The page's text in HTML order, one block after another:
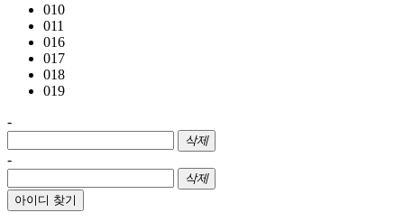
010
011
016
017
018
019
-
삭제
-
삭제
아이디 찾기